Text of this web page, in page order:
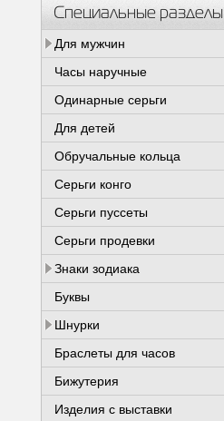
Специальные разделы
Для мужчин
Часы наручные
Одинарные серьги
Для детей
Обручальные кольца
Серьги конго
Серьги пуссеты
Серьги продевки
Знаки зодиака
Буквы
Шнурки
Браслеты для часов
Бижутерия
Изделия с выставки